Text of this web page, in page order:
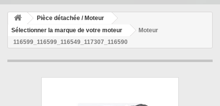
Pièce détachée / Moteur
Sélectionner la marque de votre moteur
Moteur
116599_116599_116549_117307_116590